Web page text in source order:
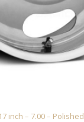
inch – 7.00 – Polished